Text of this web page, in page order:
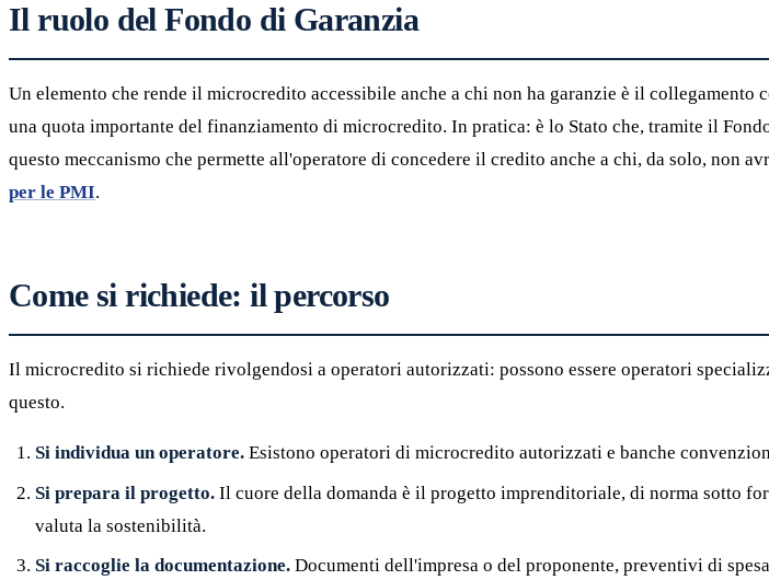
Il ruolo del Fondo di Garanzia
Un elemento che rende il microcredito accessibile anche a chi non ha garanzie è il
una quota importante del finanziamento di microcredito. In pratica: è lo Stato che, tramite il
questo meccanismo che permette all'operatore di concedere il credito anche a chi, da solo, non
per le PMI.
Come si richiede: il percorso
Il microcredito si richiede rivolgendosi a operatori autorizzati: possono essere operatori
questo.
Si individua un operatore. Esistono operatori di microcredito autorizzati e banche
Si prepara il progetto. Il cuore della domanda è il progetto imprenditoriale, di norma sotto
valuta la sostenibilità.
Si raccoglie la documentazione. Documenti dell'impresa o del proponente, preventivi di